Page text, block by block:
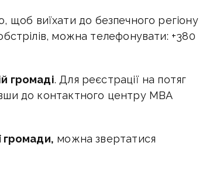
щоб виїхати до безпечного регіону
можна телефонувати: +380
громаді.Для реєстрації на потяг
до контактного центру МВА
громади, можна звертатися